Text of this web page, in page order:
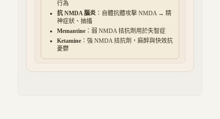
行為
抗 NMDA 腦炎 ：自體抗體攻擊 NMDA → 精
神症狀、抽搐
Memantine ：弱 NMDA 拮抗劑用於失智症
Ketamine ：強 NMDA 拮抗劑，麻醉與快效抗
憂鬱